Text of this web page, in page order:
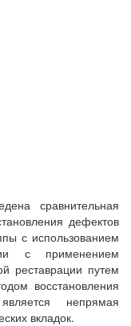
сравнительная
дефектов
с использованием
с применением
реставрации путем
восстановления
непрямая
вкладок.